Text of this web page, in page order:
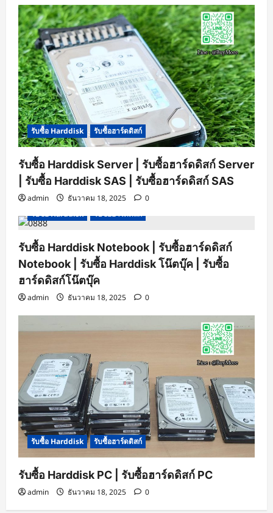
รับซื้อ Harddisk รับซื้อฮาร์ดดิสก์
รับซื้อ Harddisk Server | รับซื้อฮาร์ดดิสก์ Server
| รับซื้อ Harddisk SAS | รับซื้อฮาร์ดดิสก์ SAS
admin ธันวาคม 18, 2025
0
รับซื้อ Harddisk
รับซื้อฮาร์ดดิสก์
รับซื้อ Harddisk Notebook | รับซื้อฮาร์ดดิสก์
Notebook | รับซื้อ Harddisk โน๊ตบุ๊ค | รับซื้อ
ฮาร์ดดิสก์โน๊ตบุ๊ค
admin ธันวาคม 18, 2025 0
รับซื้อ Harddisk รับซื้อฮาร์ดดิสก์
รับซื้อ Harddisk PC | รับซื้อฮาร์ดดิสก์ PC
admin ธันวาคม 18, 2025 0